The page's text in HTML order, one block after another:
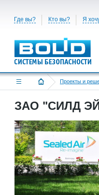
Где вы? Кто вы? Я
Проекты и
ЗАО "СИЛД